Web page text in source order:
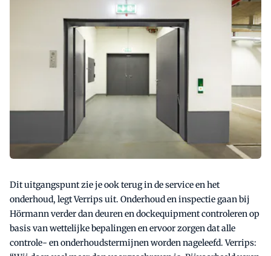
Dit uitgangspunt zie je ook terug in de service en het
onderhoud, legt Verrips uit. Onderhoud en inspectie gaan bij
Hörmann verder dan deuren en dockequipment controleren op
basis van wettelijke bepalingen en ervoor zorgen dat alle
controle- en onderhoudstermijnen worden nageleefd. Verrips: